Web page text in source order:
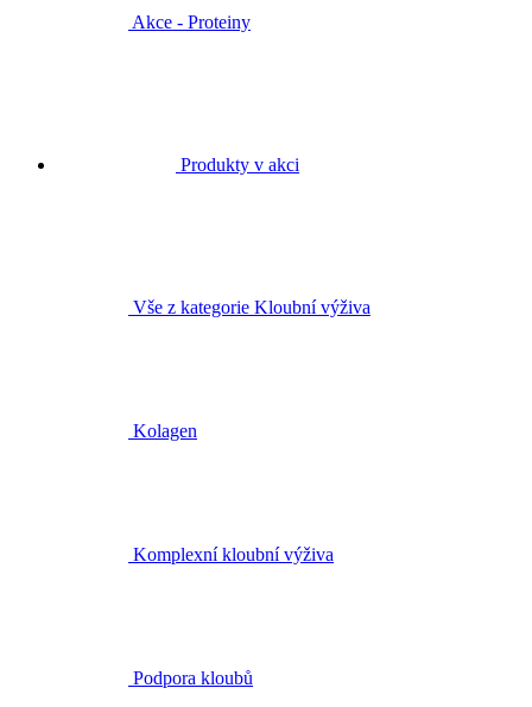
Akce - Proteiny
Produkty v akci
Vše z kategorie Kloubní výživa
Kolagen
Komplexní kloubní výživa
Podpora kloubů